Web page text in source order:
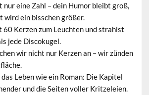
nur eine Zahl – dein Humor bleibt groß,
wird ein bisschen größer.
60 Kerzen zum Leuchten und strahlst
jede Discokugel.
wir nicht nur Kerzen an – wir zünden
Leben wie ein Roman: Die Kapitel
und die Seiten voller Kritzeleien.